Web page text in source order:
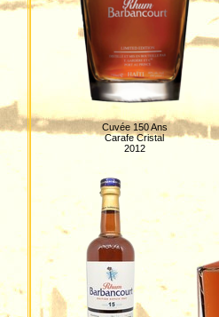
Cuvée 150 Ans
Carafe Cristal
2012